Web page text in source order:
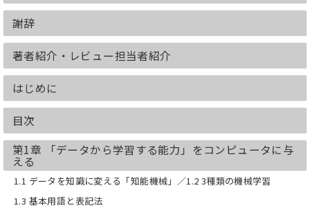
アンサンブル学習、回帰分析などを取り
後半では、PyTorchによるさまざまなデ
ィープラーニングの手法を説明。
PyTorchの仕組みを示したあと、CNN／
装を解説。
ラルネットワーク、強化学習もカバー。
◎本書は『Machine Learning with
PyTorch and Scikit-Learn: Develop
machine learning and deep learning
謝辞
著者紹介・レビュー担当者紹介
はじめに
目次
第1章 「データから学習する能力」をコンピュータに与
える
1.1 データを知識に変える「知能機械」／1.2 3種類の機械学習
1.3 基本用語と表記法